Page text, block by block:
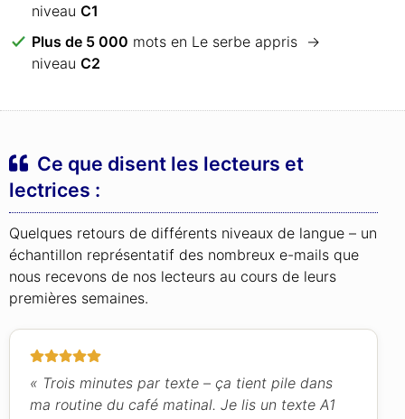
niveau C1
Plus de 5 000 mots en Le serbe appris →
niveau C2
Ce que disent les lecteurs et
lectrices :
Quelques retours de différents niveaux de langue – un
échantillon représentatif des nombreux e-mails que
nous recevons de nos lecteurs au cours de leurs
premières semaines.
« Trois minutes par texte – ça tient pile dans
ma routine du café matinal. Je lis un texte A1